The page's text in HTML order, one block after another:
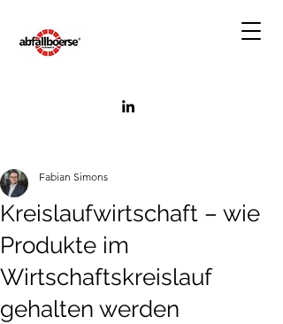
Kreislaufwirtschaft – wie
Produkte im
Wirtschaftskreislauf
gehalten werden
Fabian Simons